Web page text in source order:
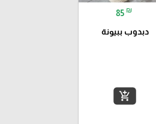
85 ₪
دبدوب ببيونة
add_shopping_cart